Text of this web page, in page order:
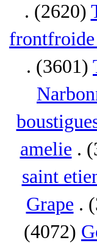
. (2620)
frontfroide
. (3601)
amelie .
saint
Grape .
(4072)